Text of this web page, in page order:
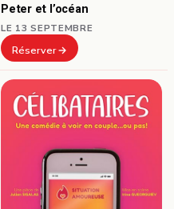
Peter et l’océan
LE 13 SEPTEMBRE
Réserver